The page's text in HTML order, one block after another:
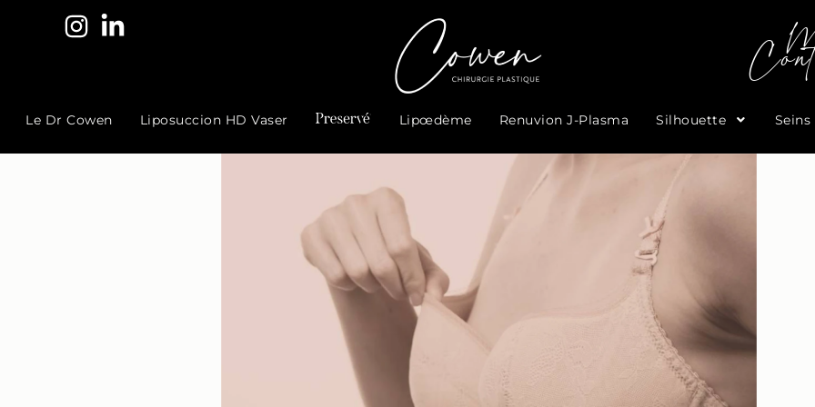
Le Dr Cowen Liposuccion HD Vaser Lipœdème Renuvion J-Plasma Silhouette Seins